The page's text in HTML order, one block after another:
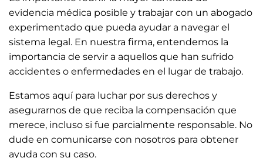
evidencia médica posible y trabajar con un abogado
experimentado que pueda ayudar a navegar el
sistema legal. En nuestra firma, entendemos la
importancia de servir a aquellos que han sufrido
accidentes o enfermedades en el lugar de trabajo.
Estamos aquí para luchar por sus derechos y
asegurarnos de que reciba la compensación que
merece, incluso si fue parcialmente responsable. No
dude en comunicarse con nosotros para obtener
ayuda con su caso.